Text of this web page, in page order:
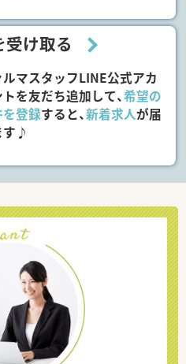
け取る
ルマスタッフLINE公式アカ
を友だち追加して、希望の
登録すると、新着求人が届
す♪